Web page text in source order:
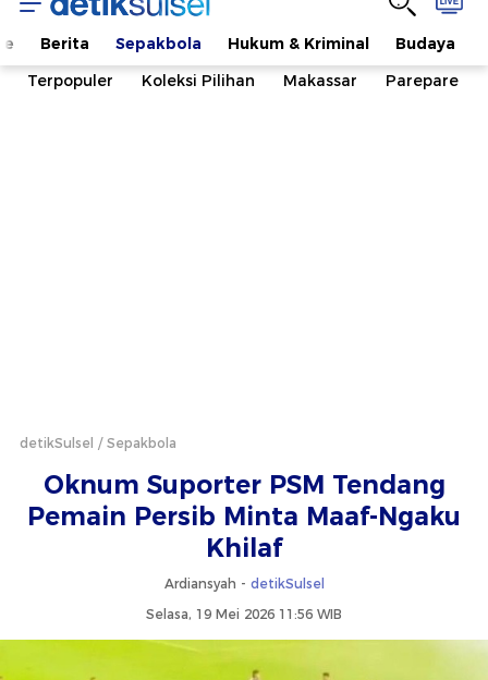
Berita Sepakbola Hukum & Kriminal Budaya
Terpopuler
Koleksi Pilihan Makassar Parepare
detikSulsel Sepakbola
Oknum Suporter PSM Tendang
Pemain Persib Minta Maaf-Ngaku
Khilaf
Ardiansyah - detikSulsel
Selasa, 19 Mei 2026 11:56 WIB